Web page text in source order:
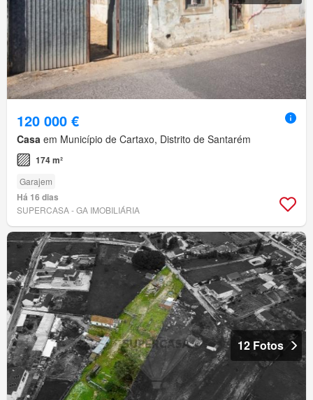
120 000 €
Casa em Município de Cartaxo, Distrito de Santarém
174 m²
Garajem
Há 16 dias
SUPERCASA - GA IMOBILIÁRIA
12 Fotos